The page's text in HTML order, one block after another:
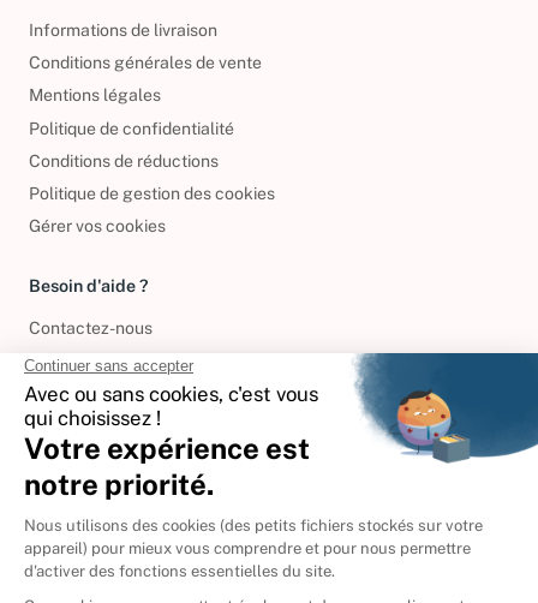
Informations de livraison
Conditions générales de vente
Mentions légales
Politique de confidentialité
Conditions de réductions
Politique de gestion des cookies
Gérer vos cookies
Besoin d'aide ?
Contactez-nous
International
🇪🇸Espagne
🇮🇹Italie